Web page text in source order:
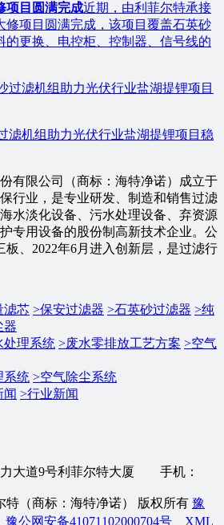
项目圆满完成近期，由利菲尔特承接
修项目圆满完成，该项目覆盖石英砂
的更换、电控柜、控制器、信号线的
滤机组助力光伏行业盐湖提锂项目稳
有限公司（商标：海特净诺）成立于
行业，是专业研发、制造和销售过滤
水淡化设备、污水处理设备、弃资源
专用设备的股份制高新技术企业。公
板、2022年6月进入创新层，是过滤行
滤芯 >保安过滤器 >石英砂过滤器 >纯
器
处理系统 >废水零排放工艺方案 >空气
系统 >空气除尘系统
闻 >行业新闻
力大道9号利菲尔特大厦 手机：
特（商标：海特净诺） 版权所有 豫
豫公网安备41071102000704号 XML